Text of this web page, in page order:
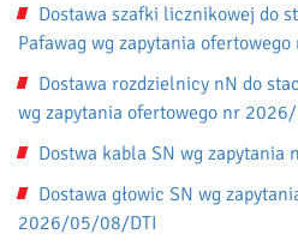
Dostawa szafki licznikowej do
Pafawag wg zapytania
Dostawa rozdzielnicy nN do
wg zapytania ofertowego nr
Dostwa kabla SN wg
Dostawa głowic SN wg
2026/05/08/DTI